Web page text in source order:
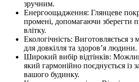
зручним.
Енергоощадження: Глянцеве
промені, допомагаючи зберегти
влітку.
Екологічність: Виготовляється з
для довкілля та здоров’я людини.
Широкий вибір відтінків:
який гармонійно поєднується із
вашого будинку.